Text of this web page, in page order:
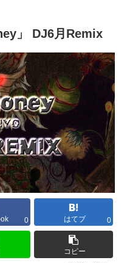
」 DJ6月Remix
0 はてブ 0
コピー